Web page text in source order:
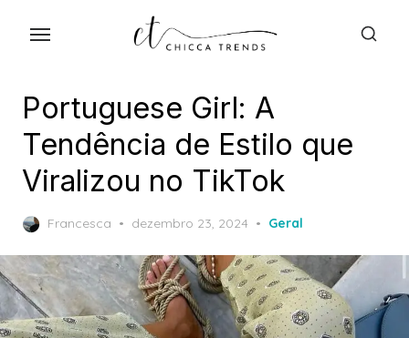
Portuguese Girl: A
Tendência de Estilo que
Viralizou no TikTok
Francesca
Posted
dezembro 23, 2024 Geral